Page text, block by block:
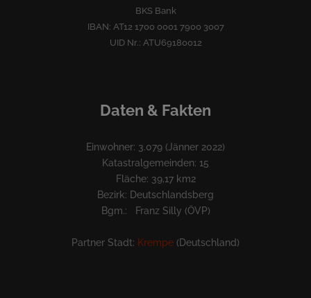
BKS Bank
IBAN: AT12 1700 0001 7900 3007
UID Nr.: ATU69180012
Daten & Fakten
Einwohner: 3.079 (Jänner 2022)
Katastralgemeinden: 15
Fläche: 39,17 km2
Bezirk: Deutschlandsberg
Bgm.: Franz Silly (ÖVP)
Partner Stadt: Krempe (Deutschland)